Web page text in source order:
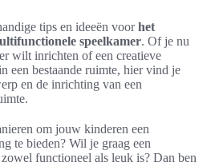
tips en ideeën voorhet
speelkamer. Of je nu
wilt inrichten of een creatieve
een bestaande ruimte, hier vind je
en de inrichting van een
om jouw kinderen een
te bieden? Wil je graag een
functioneel als leuk is? Dan ben